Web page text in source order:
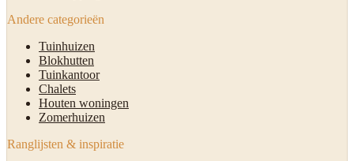
Andere categorieën
Tuinhuizen
Blokhutten
Tuinkantoor
Chalets
Houten woningen
Zomerhuizen
Ranglijsten & inspiratie